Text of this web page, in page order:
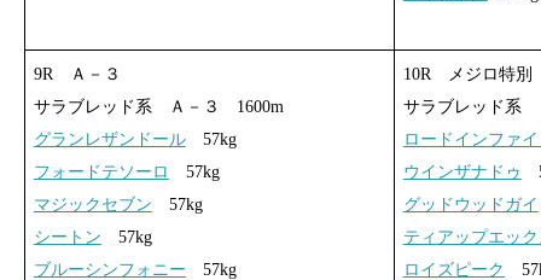
9R Ａ－３
サラブレッド系 Ａ－３ 1600m
グランレザンドール57kg
フォードテソーロ
57kg
マジックセブン 57kg
シートン 57kg
ブルーシンフォニー 57kg
10R メジロ特別
サラブレッド系
ロードインファ
ウインザナドゥ
グッドウッドガイ
ティアップエッ
ロイズピーク